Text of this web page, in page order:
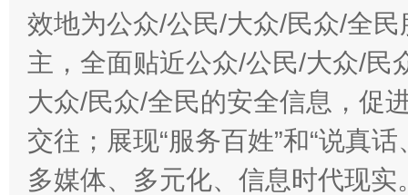
效地为公众/公民/大众/民众/全
主，全面贴近公众/公民/大众/民
大众/民众/全民的安全信息，促
交往；展现“服务百姓”和“说真
多媒体、多元化、信息时代现实